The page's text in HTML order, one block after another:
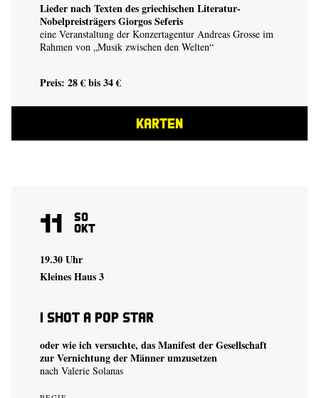
Lieder nach Texten des griechischen Literatur-
Nobelpreisträgers Giorgos Seferis
eine Veranstaltung der Konzertagentur Andreas Grosse im
Rahmen von „Musik zwischen den Welten“
Preis: 28 € bis 34 €
KARTEN
11 So
Okt
19.30 Uhr
Kleines Haus 3
I shot a Pop Star
oder wie ich versuchte, das Manifest der Gesellschaft
zur Vernichtung der Männer umzusetzen
nach Valerie Solanas